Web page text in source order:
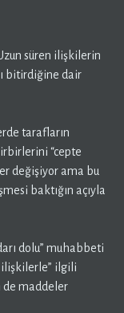
süren ilişkilerin
bitirdiğine dair
tarafların
“cepte
değişiyor ama bu
baktığın açıyla
dolu” muhabbeti
ilişkilerle” ilgili
de maddeler